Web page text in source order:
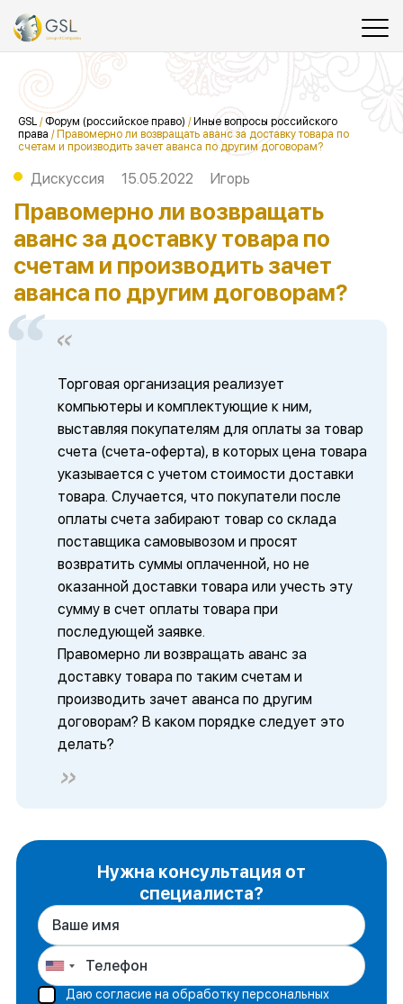
GSL / Форум (российское право) / Иные вопросы российского
права / Правомерно ли возвращать аванс за доставку товара по
счетам и производить зачет аванса по другим договорам?
Дискуссия 15.05.2022 Игорь
Правомерно ли возвращать
аванс за доставку товара по
счетам и производить зачет
аванса по другим договорам?
Торговая организация реализует
компьютеры и комплектующие к ним,
выставляя покупателям для оплаты за товар
счета (счета-оферта), в которых цена товара
указывается с учетом стоимости доставки
товара. Случается, что покупатели после
оплаты счета забирают товар со склада
поставщика самовывозом и просят
возвратить суммы оплаченной, но не
оказанной доставки товара или учесть эту
сумму в счет оплаты товара при
последующей заявке.
Правомерно ли возвращать аванс за
доставку товара по таким счетам и
производить зачет аванса по другим
договорам? В каком порядке следует это
делать?
Нужна консультация от
специалиста?
Даю согласие на обработку персональных